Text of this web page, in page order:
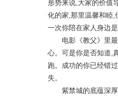
形势来说,大家的价值
化的家,那里温馨和睦,
一次你陪在家人身边
电影《教父》里最
心。可是你是否知道,
跑。成功的你已经错
失。
紫禁城的底蕴深厚